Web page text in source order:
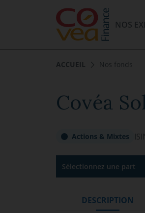
NOS
ACCUEIL Nos fonds
Covéa
Actions & Mixtes
Sélectionnez une part
DESCRIPTION